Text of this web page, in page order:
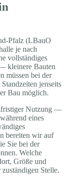
Pfalz (LBauO
je nach
vollständiges
kleinere Bauten
müssen bei der
jenseits
Bau möglich.
Nutzung —
eines
bereiten wir auf
Sie bei der
Welche
Größe und
Stelle.